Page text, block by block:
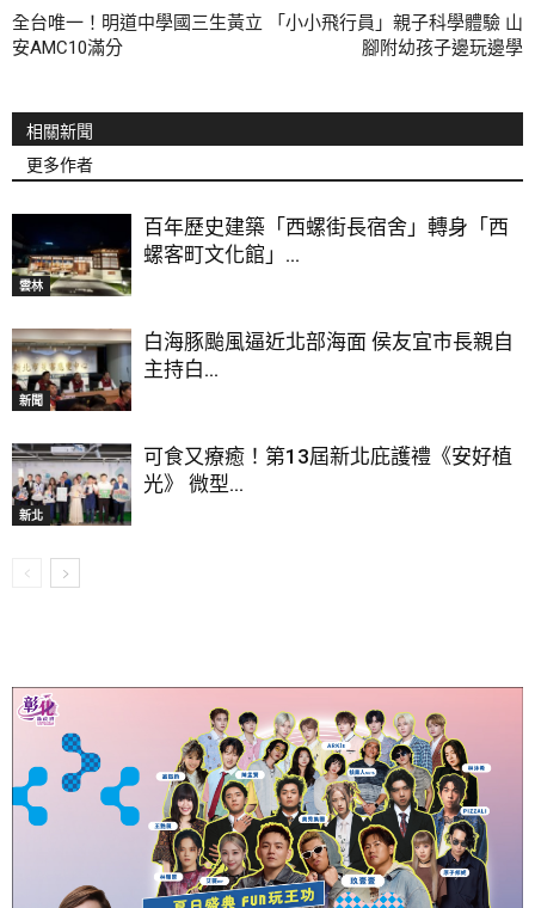
全台唯一！明道中學國三生黃立
安AMC10滿分
「小小飛行員」親子科學體驗 山
腳附幼孩子邊玩邊學
相關新聞
更多作者
雲林
百年歷史建築「西螺街長宿舍」轉身「西
螺客町文化館」...
新聞
白海豚颱風逼近北部海面 侯友宜市長親自
主持白...
新北
可食又療癒！第13屆新北庇護禮《安好植
光》 微型...